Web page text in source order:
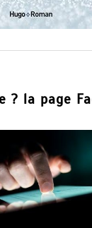
? la page